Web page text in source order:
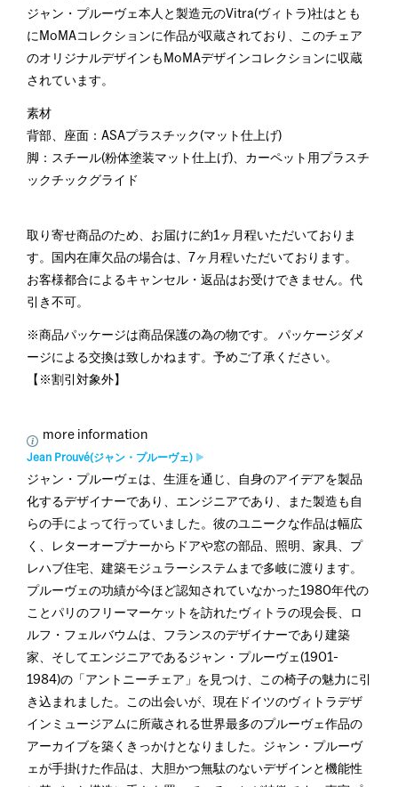
ジャン・プルーヴェ本人と製造元のVitra(ヴィトラ)社はとも
にMoMAコレクションに作品が収蔵されており、このチェア
のオリジナルデザインもMoMAデザインコレクションに収蔵
されています。
素材
背部、座面：ASAプラスチック(マット仕上げ)
脚：スチール(粉体塗装マット仕上げ)、カーペット用プラスチ
ックチックグライド
取り寄せ商品のため、お届けに約1ヶ月程いただいておりま
す。国内在庫欠品の場合は、7ヶ月程いただいております。
お客様都合によるキャンセル・返品はお受けできません。代
引き不可。
※商品パッケージは商品保護の為の物です。 パッケージダメ
ージによる交換は致しかねます。予めご了承ください。
【※割引対象外】
more information
Jean Prouvé(ジャン・プルーヴェ)
ジャン・プルーヴェは、生涯を通じ、自身のアイデアを製品
化するデザイナーであり、エンジニアであり、また製造も自
らの手によって行っていました。彼のユニークな作品は幅広
く、レターオープナーからドアや窓の部品、照明、家具、プ
レハブ住宅、建築モジュラーシステムまで多岐に渡ります。
プルーヴェの功績が今ほど認知されていなかった1980年代の
ことパリのフリーマーケットを訪れたヴィトラの現会長、ロ
ルフ・フェルバウムは、フランスのデザイナーであり建築
家、そしてエンジニアであるジャン・プルーヴェ(1901-
1984)の「アントニーチェア」を見つけ、この椅子の魅力に引
き込まれました。この出会いが、現在ドイツのヴィトラデザ
インミュージアムに所蔵される世界最多のプルーヴェ作品の
アーカイブを築くきっかけとなりました。ジャン・プルーヴ
ェが手掛けた作品は、大胆かつ無駄のないデザインと機能性